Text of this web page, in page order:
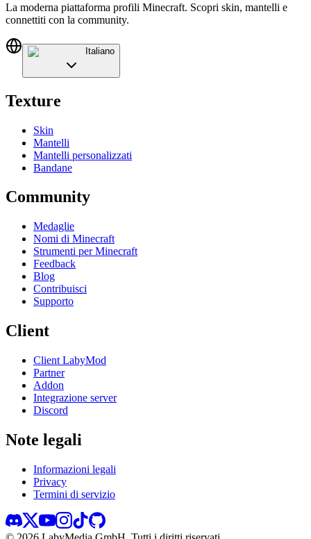
La moderna piattaforma profili Minecraft. Scopri skin, mantelli e
connettiti con la community.
Italiano
Texture
Skin
Mantelli
Mantelli personalizzati
Bandane
Community
Medaglie
Nomi di Minecraft
Strumenti per Minecraft
Feedback
Blog
Contribuisci
Supporto
Client
Client LabyMod
Partner
Addon
Integrazione server
Discord
Note legali
Informazioni legali
Privacy
Termini di servizio